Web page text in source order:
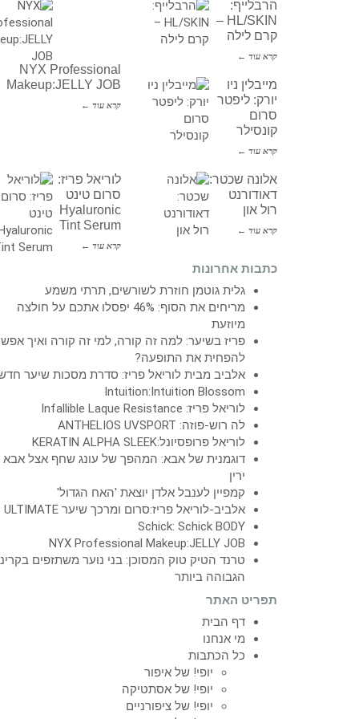
NYX Professional
Makeup:JELLY JOB
קרא עוד ←
הרבלייף:
HL/SKIN –
קרם לילה
קרא עוד ←
מייבלין ניו
יורק: ליפטר
סרום
קונסילר
קרא עוד ←
לוריאל פריז:
סרום טינט
Hyaluronic
Tint Serum
קרא עוד ←
אלונה שכטר:
דאודורנט
רול און
קרא עוד ←
כתבות אחרונות
גלית גוטמן חוזרת לשורשים, תרתי משמע
מריחים את הסוף: 46% יפסלו אתכם על חולצה
מיוזעת
פריז בשיער: למה זה קורה, למי זה קורה ואיך
להפחית את התופעה?
אלביב מבית לוריאל פריז: סדרת מסכות שיער
Intuition:Intuition Blossom
לוריאל פריז: Infallible Laque Resistance
לה רוש-פוזה: ANTHELIOS UVSPORT
לוריאל פרופסיונל:KERATIN ALPHA SLEEK
דוגמנית של אבא: המהפך של עונג שחף אצל אבא
ירין
קמפיין לענבל אלדן יוצאת 'האח הגדול'
אלביב-לוריאל פריז:סרום ומרכך שיער ULTIMATE
Schick: Schick BODY
NYX Professional Makeup:JELLY JOB
טרנד הטיק טוק המסוכן: בני נוער משתזפים
הגבוהה ביותר
תפריט האתר
דף הבית
מי אנחנו
כל הכתבות
יופי! של איפור
יופי! של אסתטיקה
יופי! של ציפורניים